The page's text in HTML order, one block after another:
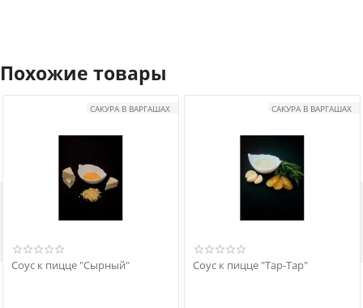
Похожие товары
САКУРА В ВАРГАШАХ
Соус к пицце "Сырный"
САКУРА В ВАРГАШАХ
Соус к пицце "Тар-Тар"